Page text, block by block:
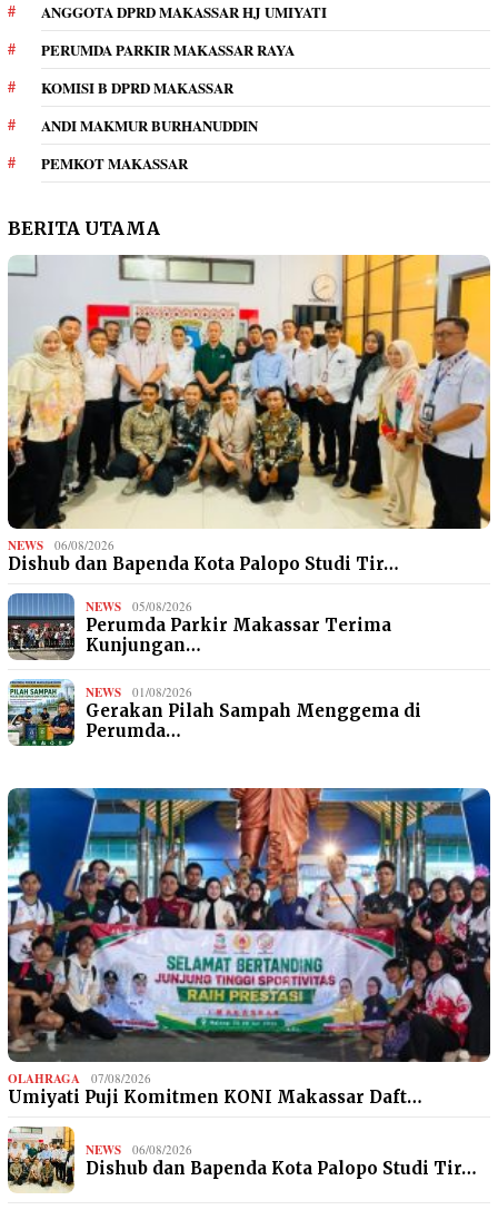
ANGGOTA DPRD MAKASSAR HJ UMIYATI
PERUMDA PARKIR MAKASSAR RAYA
KOMISI B DPRD MAKASSAR
ANDI MAKMUR BURHANUDDIN
PEMKOT MAKASSAR
BERITA UTAMA
NEWS 06/08/2026
Dishub dan Bapenda Kota Palopo Studi Tir…
NEWS 05/08/2026
Perumda Parkir Makassar Terima
Kunjungan…
NEWS 01/08/2026
Gerakan Pilah Sampah Menggema di
Perumda…
OLAHRAGA 07/08/2026
Umiyati Puji Komitmen KONI Makassar Daft…
NEWS 06/08/2026
Dishub dan Bapenda Kota Palopo Studi Tir…